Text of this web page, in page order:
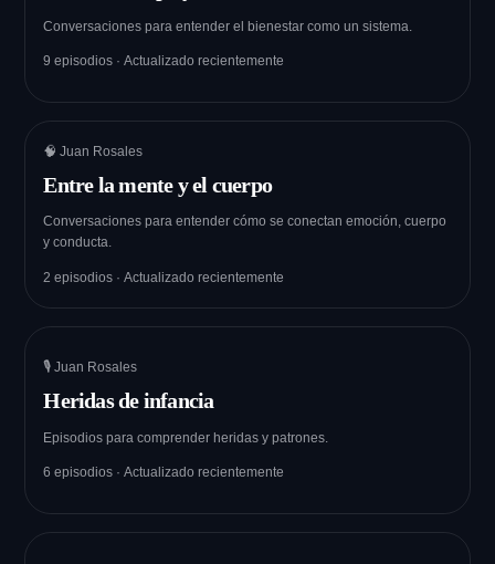
Conversaciones para entender el bienestar como un sistema.
9 episodios · Actualizado recientemente
🧠 Juan Rosales
Entre la mente y el cuerpo
Conversaciones para entender cómo se conectan emoción, cuerpo
y conducta.
2 episodios · Actualizado recientemente
🎙️ Juan Rosales
Heridas de infancia
Episodios para comprender heridas y patrones.
6 episodios · Actualizado recientemente